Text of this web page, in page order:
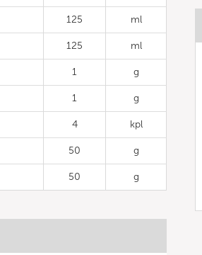
125 ml
125 ml
1 g
1 g
4 kpl
50 g
50 g